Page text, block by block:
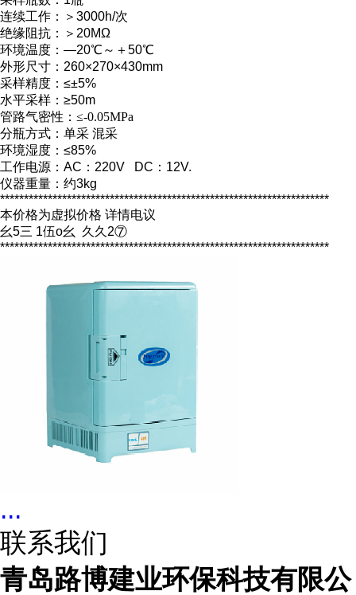
连续工作：＞ 3000h/次
绝缘阻抗：＞ 20MΩ
环境温度： —20℃～＋50℃
外形尺寸： 260×270×430mm
采样精度： ≤±5%
水平采样： ≥50m
管路气密性 ： ≤-0.05MPa
分瓶方式：单采 混采
环境湿度： ≤85%
工作电源： AC：220V DC：12V.
仪器重量：约3kg
*********************************************************************
本价格为虚拟价格 详情电议
幺5三 1伍o幺 久久2⑦
*********************************************************************
...
联系我们
青岛路博建业环保科技有限公